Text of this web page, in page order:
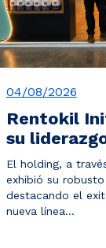
04/08/2026
Rentokil
su
El holding, a
exhibió su
destacando el
nueva línea...